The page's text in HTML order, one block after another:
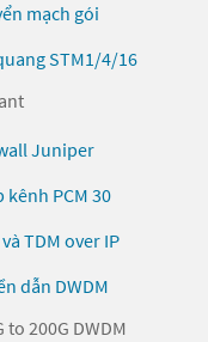
mạch gói
STM1/4/16
Juniper
PCM 30
TDM over IP
dẫn DWDM
200G DWDM